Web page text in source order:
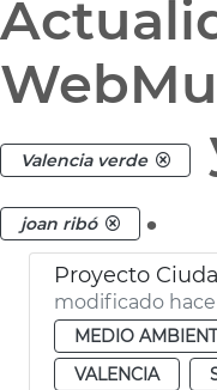
Valencia verde
joan ribó .
Proyecto
modificado hace
MEDIO
VALENCIA